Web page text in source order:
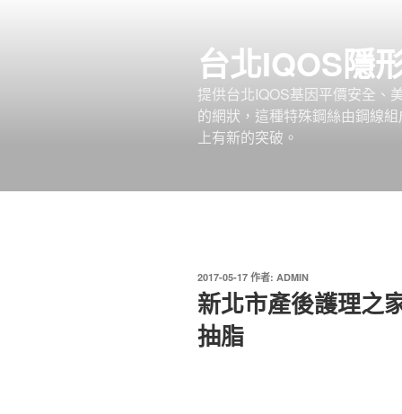
台北IQOS隱
提供台北IQOS基因平價安全、
的網狀，這種特殊鋼絲由鋼線
上有新的突破。
發
佈
於
2017-05-17 作者: ADMIN
新北市產後護理之
抽脂